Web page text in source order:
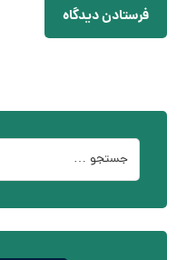
فرستادن دیدگاه